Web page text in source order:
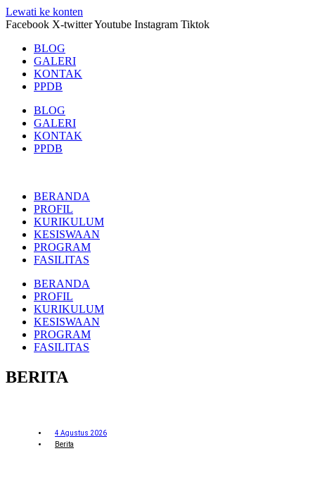
Lewati ke konten
Facebook X-twitterYoutube Instagram Tiktok
BLOG
GALERI
KONTAK
PPDB
BLOG
GALERI
KONTAK
PPDB
BERANDA
PROFIL
KURIKULUM
KESISWAAN
PROGRAM
FASILITAS
BERANDA
PROFIL
KURIKULUM
KESISWAAN
PROGRAM
FASILITAS
BERITA
4 Agustus 2026
Berita